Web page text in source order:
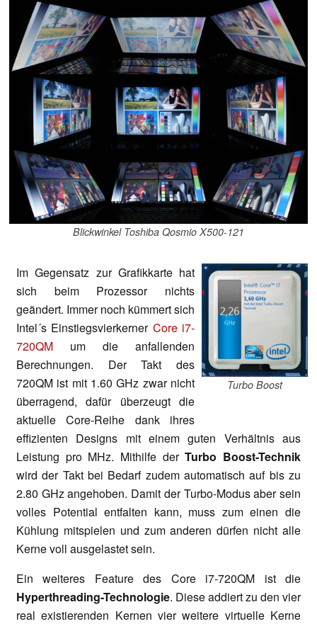
Blickwinkel Toshiba Qosmio X500-121
Turbo Boost
Im Gegensatz zur Grafikkarte hat
sich beim Prozessor nichts
geändert. Immer noch kümmert sich
Intel´s Einstiegsvierkerner Core i7-
720QM um die anfallenden
Berechnungen. Der Takt des
720QM ist mit 1.60 GHz zwar nicht
überragend, dafür überzeugt die
aktuelle Core-Reihe dank ihres
effizienten Designs mit einem guten Verhältnis aus
Leistung pro MHz. Mithilfe derTurbo Boost-Technik
wird der Takt bei Bedarf zudem automatisch auf bis zu
2.80 GHz angehoben. Damit der Turbo-Modus aber sein
volles Potential entfalten kann, muss zum einen die
Kühlung mitspielen und zum anderen dürfen nicht alle
Kerne voll ausgelastet sein.
Ein weiteres Feature des Core i7-720QM ist die
Hyperthreading-Technologie. Diese addiert zu den vier
real existierenden Kernen vier weitere virtuelle Kerne